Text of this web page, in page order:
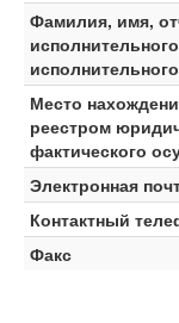
Фамилия, имя,
Место
реестром
фактического
Электронная
Контактный
Факс